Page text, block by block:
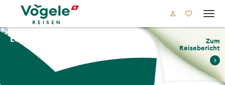
Zum
Reisebericht
Europa